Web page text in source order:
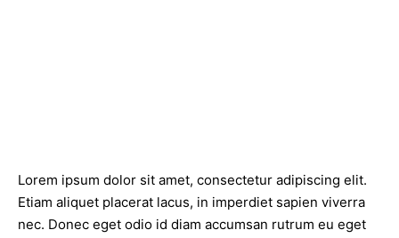
Lorem ipsum dolor sit amet, consectetur adipiscing elit.
Etiam aliquet placerat lacus, in imperdiet sapien viverra
nec. Donec eget odio id diam accumsan rutrum eu eget